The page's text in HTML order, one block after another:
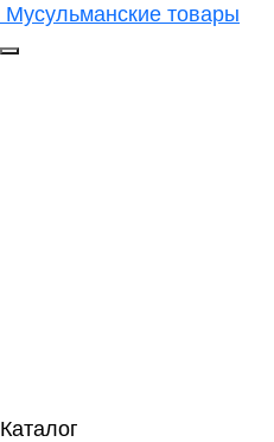
Мусульманские товары
Каталог